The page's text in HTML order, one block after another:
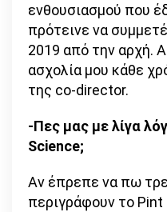
ενθουσιασμού που
πρότεινε να
2019 από την αρχή.
ασχολία μου κάθε
της co-director.
-Πες μας με λίγα
Science;
Αν έπρεπε να πω
περιγράφουν το